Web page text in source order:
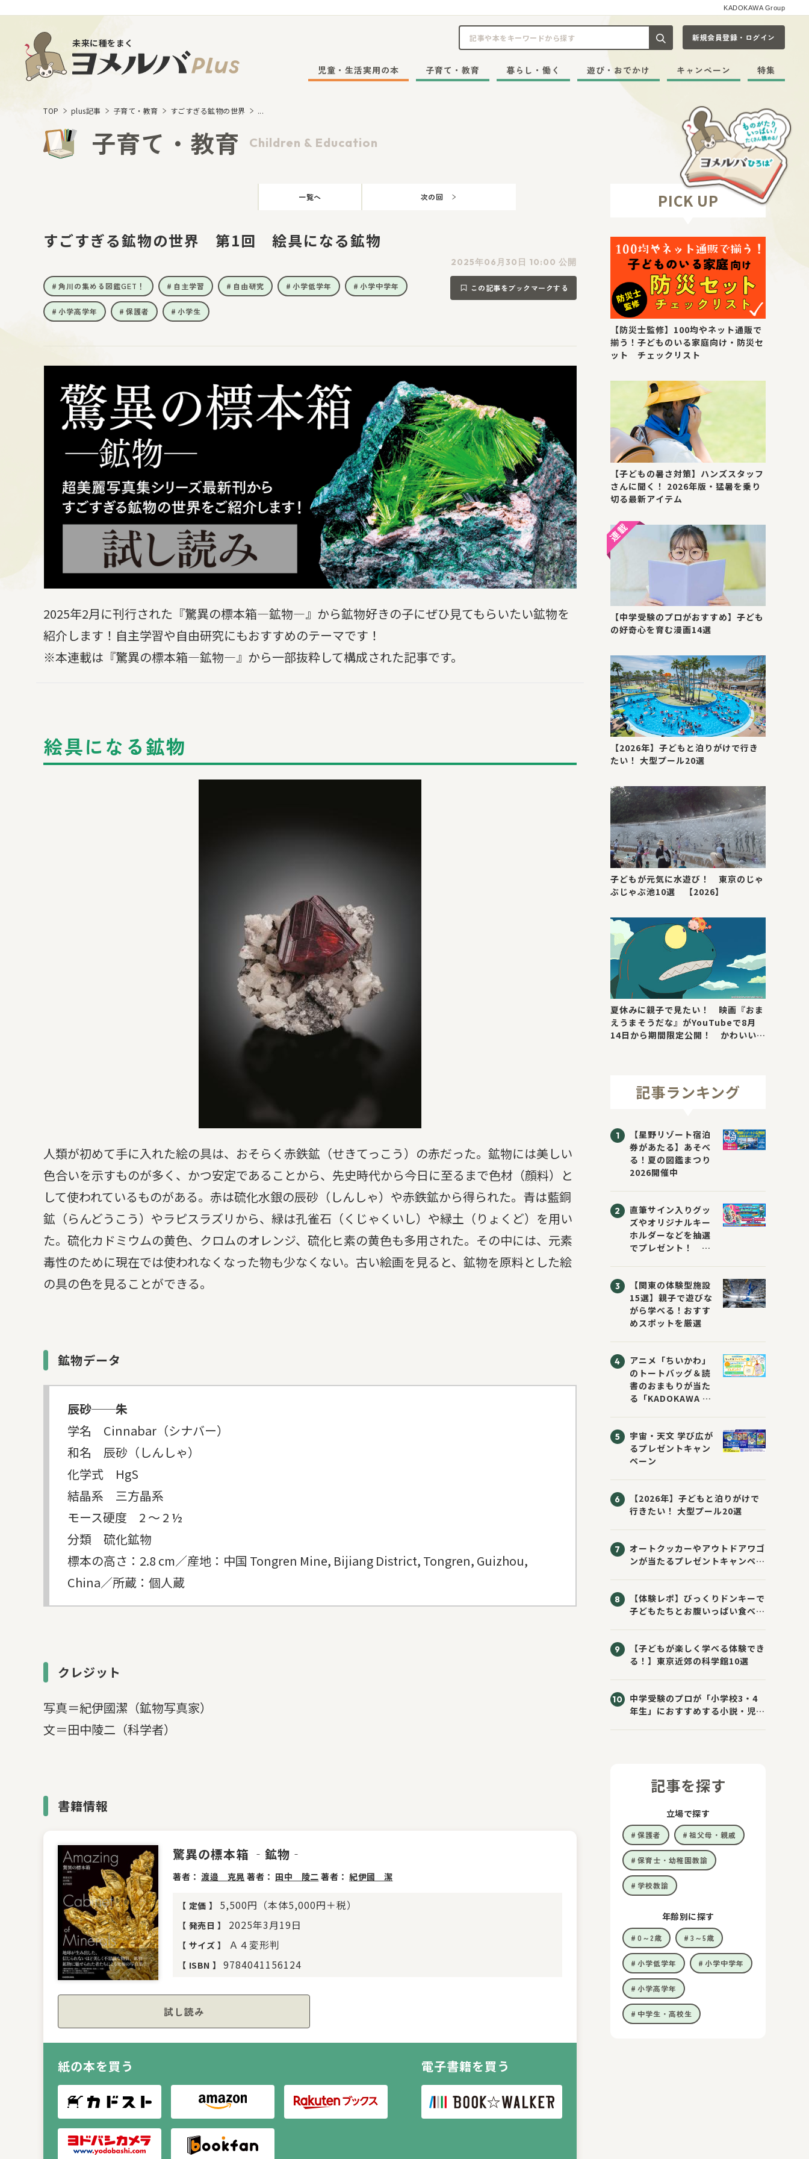
KADOKAWA Group
未来に種をまく 記事や本をキーワードから探す
新規会員登録・ログイン
児童・生活実用の本 子育て・教育 暮らし・働く 遊び・おでかけ キャンペーン 特集
TOP plus記事 子育て・教育 すごすぎる鉱物の世界 ...
Children & Education
子育て・教育
一覧へ 次の回
すごすぎる鉱物の世界 第1回 絵具になる鉱物
2025年06月30日 10:00 公開
角川の集める図鑑GET！ 自主学習 自由研究 小学低学年 小学中学年
小学高学年 保護者 小学生
この記事をブックマークする
2025年2月に刊行された『驚異の標本箱―鉱物―』から鉱物好きの子にぜひ見てもらいたい鉱物を
紹介します！自主学習や自由研究にもおすすめのテーマです！
※本連載は『驚異の標本箱―鉱物―』から一部抜粋して構成された記事です。
絵具になる鉱物
人類が初めて手に入れた絵の具は、おそらく赤鉄鉱（せきてっこう）の赤だった。鉱物には美しい
色合いを示すものが多く、かつ安定であることから、先史時代から今日に至るまで色材（顔料）と
して使われているものがある。赤は硫化水銀の辰砂（しんしゃ）や赤鉄鉱から得られた。青は藍銅
鉱（らんどうこう）やラピスラズリから、緑は孔雀石（くじゃくいし）や緑土（りょくど）を用い
た。硫化カドミウムの黄色、クロムのオレンジ、硫化ヒ素の黄色も多用された。その中には、元素
毒性のために現在では使われなくなった物も少なくない。古い絵画を見ると、鉱物を原料とした絵
の具の色を見ることができる。
鉱物データ
辰砂──朱
学名 Cinnabar（シナバー）
和名 辰砂（しんしゃ）
化学式 HgS
結晶系 三方晶系
モース硬度 2 ～ 2 ½
分類 硫化鉱物
標本の高さ：2.8 cm／産地：中国 Tongren Mine, Bijiang District, Tongren, Guizhou,
China／所蔵：個人蔵
クレジット
写真＝紀伊國潔（鉱物写真家）
文＝田中陵二（科学者）
書籍情報
驚異の標本箱 ‐鉱物‐
著者： 渡邉 克晃 著者： 田中 陵二 著者： 紀伊國 潔
【 定価 】 5,500円（本体5,000円＋税）
【 発売日 】 2025年3月19日
【 サイズ 】 Ａ４変形判
【 ISBN 】 9784041156124
試し読み
紙の本を買う 電子書籍を買う
PICK UP
【防災士監修】100均やネット通販で
揃う！子どものいる家庭向け・防災セ
ット チェックリスト
【子どもの暑さ対策】ハンズスタッフ
さんに聞く！ 2026年版・猛暑を乗り
切る最新アイテム
【中学受験のプロがおすすめ】子ども
の好奇心を育む漫画14選
【2026年】子どもと泊りがけで行き
たい！ 大型プール20選
子どもが元気に水遊び！ 東京のじゃ
ぶじゃぶ池10選 【2026】
夏休みに親子で見たい！ 映画『おま
えうまそうだな』がYouTubeで8月
14日から期間限定公開！ かわいい＆
記事ランキング
【星野リゾート宿泊
券があたる】あそべ
る！夏の図鑑まつり
2026開催中
直筆サイン入りグッ
ズやオリジナルキー
ホルダーなどを抽選
でプレゼント！
ジブックフェア2026
～すまない先生と読
書にチャレンジ！
～」が開催！
【関東の体験型施設
15選】親子で遊びな
がら学べる！おすす
めスポットを厳選
アニメ「ちいかわ」
のトートバッグ＆読
書のおまもりが当た
る「KADOKAWA ち
催！ スマホ壁紙は
応募者全員にプレゼ
ント！
宇宙・天文 学び広が
るプレゼントキャン
ペーン
【2026年】子どもと泊りがけで
行きたい！ 大型プール20選
オートクッカーやアウトドアワゴ
ンが当たるプレゼントキャンペー
【体験レポ】びっくりドンキーで
子どもたちとお腹いっぱい食べて
【子どもが楽しく学べる体験でき
る！】東京近郊の科学館10選
中学受験のプロが「小学校3・4
年生」におすすめする小説・児童
記事を探す
立場で探す
保護者 祖父母・親戚
保育士・幼稚園教諭
学校教諭
年齢別に探す
0～2歳 3～5歳
小学低学年 小学中学年
小学高学年
中学生・高校生